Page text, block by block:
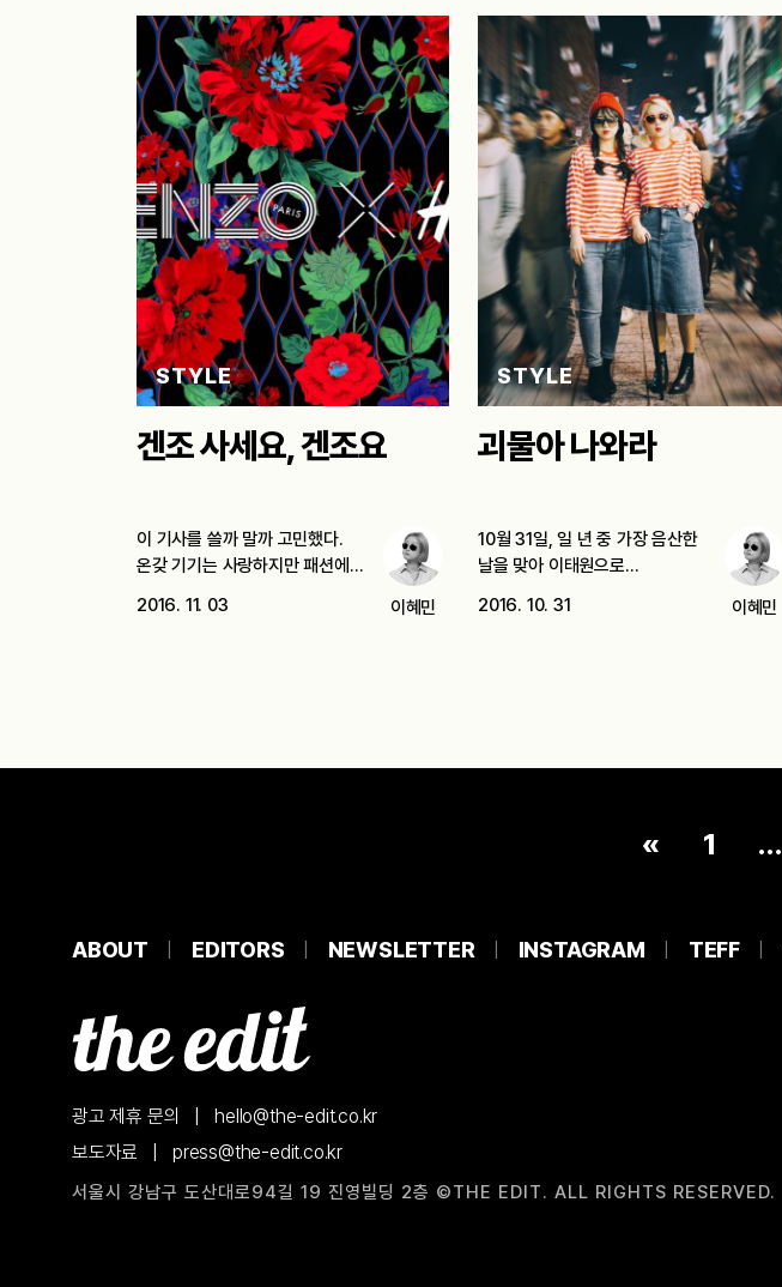
STYLE
겐조 사세요, 겐조요
이 기사를 쓸까 말까 고민했다.
온갖 기기는 사랑하지만 패션에는
2016. 11. 03 이혜민
STYLE
괴물아 나와라
10월 31일, 일 년 중 가장 음산한
날을 맞아 이태원으로…
2016. 10. 31
이혜민
« 1 …
ABOUT EDITORS NEWSLETTER INSTAGRAM TEFF
광고 제휴 문의
hello@the-edit.co.kr
보도자료
press@the-edit.co.kr
서울시 강남구 도산대로94길 19 진영빌딩 2층 ©THE EDIT. ALL RIGHTS RESERVED.